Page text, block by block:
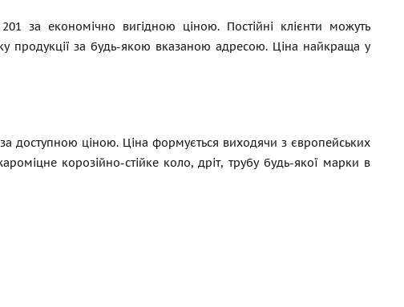
за економічно вигідною ціною. Постійні клієнти можуть
продукції за будь-якою вказаною адресою. Ціна найкраща у
доступною ціною. Ціна формується виходячи з європейських
корозійно-стійке коло, дріт, трубу будь-якої марки в